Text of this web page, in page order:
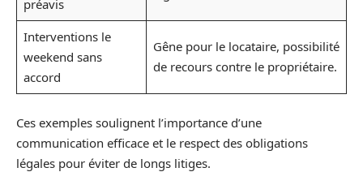
préavis
Interventions le
weekend sans
accord
Gêne pour le locataire, possibilité
de recours contre le propriétaire.
Ces exemples soulignent l’importance d’une
communication efficace et le respect des obligations
légales pour éviter de longs litiges.